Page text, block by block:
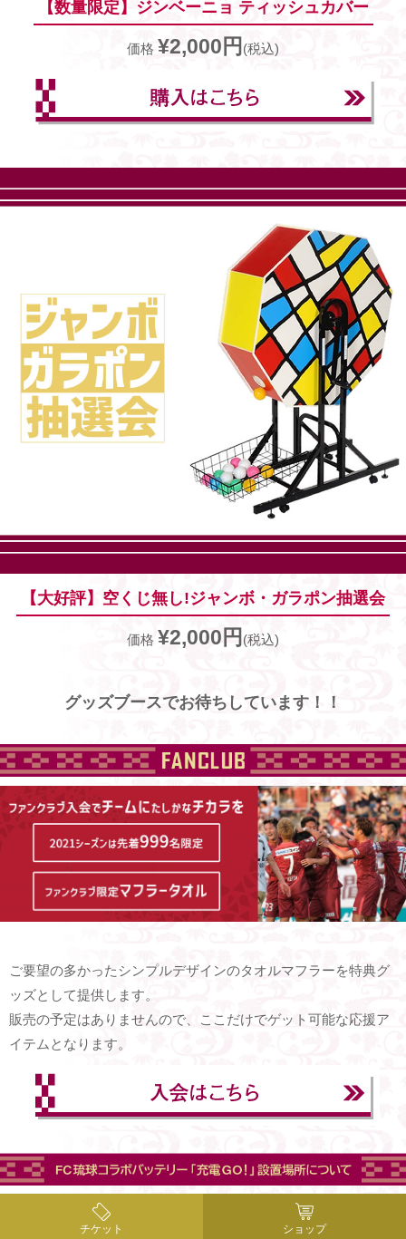
【数量限定】ジンベーニョ ティッシュカバー
価格 ¥2,000円 (税込)
【大好評】空くじ無し!ジャンボ・ガラポン抽選会
価格 ¥2,000円 (税込)
グッズブースでお待ちしています！！
ご要望の多かったシンプルデザインのタオルマフラーを特典グ
ッズとして提供します。
販売の予定はありませんので、ここだけでゲット可能な応援ア
イテムとなります。
チケット ショップ